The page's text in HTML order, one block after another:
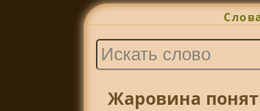
Жаровина